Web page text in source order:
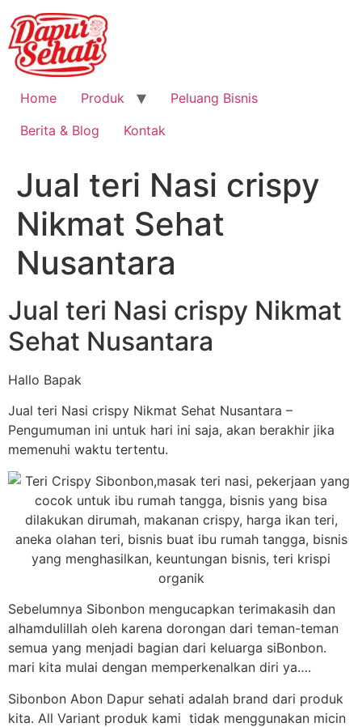
Home Produk
Peluang Bisnis
Berita & Blog
Kontak
Jual teri Nasi crispy
Nikmat Sehat
Nusantara
Jual teri Nasi crispy Nikmat
Sehat Nusantara
Hallo Bapak
Jual teri Nasi crispy Nikmat Sehat Nusantara –
Pengumuman ini untuk hari ini saja, akan berakhir jika
memenuhi waktu tertentu.
Sebelumnya Sibonbon mengucapkan terimakasih dan
alhamdulillah oleh karena dorongan dari teman-teman
semua yang menjadi bagian dari keluarga siBonbon.
mari kita mulai dengan memperkenalkan diri ya….
Sibonbon Abon Dapur sehati adalah brand dari produk
kita. All Variant produk kami tidak menggunakan micin